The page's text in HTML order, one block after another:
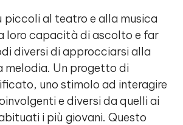
piccoli al teatro e alla musica
loro capacità di ascolto e far
diversi di approcciarsi alla
melodia. Un progetto di
uno stimolo ad interagire
e diversi da quelli ai
i più giovani. Questo